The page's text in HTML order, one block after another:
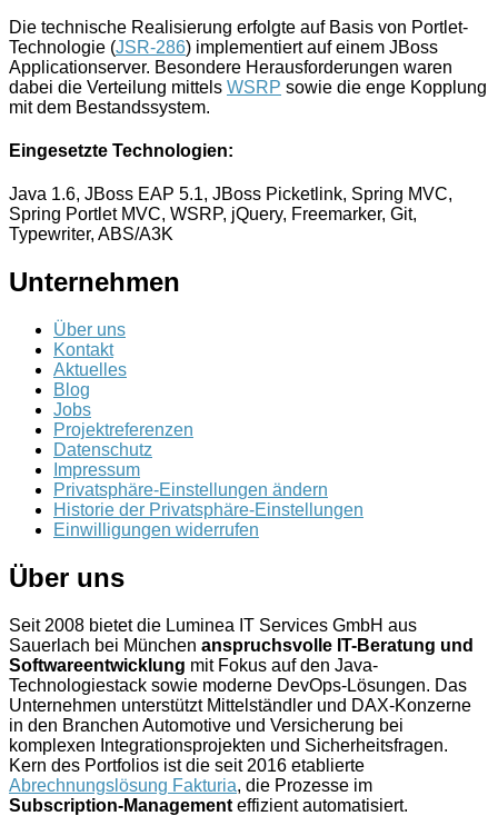
Die technische Realisierung erfolgte auf Basis von Portlet-
Technologie (JSR-286) implementiert auf einem JBoss
Applicationserver. Besondere Herausforderungen waren
dabei die Verteilung mittels WSRP sowie die enge Kopplung
mit dem Bestandssystem.
Eingesetzte Technologien:
Java 1.6, JBoss EAP 5.1, JBoss Picketlink, Spring MVC,
Spring Portlet MVC, WSRP, jQuery, Freemarker, Git,
Typewriter, ABS/A3K
Unternehmen
Über uns
Kontakt
Aktuelles
Blog
Jobs
Projektreferenzen
Datenschutz
Impressum
Privatsphäre-Einstellungen ändern
Historie der Privatsphäre-Einstellungen
Einwilligungen widerrufen
Über uns
Seit 2008 bietet die Luminea IT Services GmbH aus
Sauerlach bei München anspruchsvolle IT-Beratung und
Softwareentwicklung mit Fokus auf den Java-
Technologiestack sowie moderne DevOps-Lösungen. Das
Unternehmen unterstützt Mittelständler und DAX-Konzerne
in den Branchen Automotive und Versicherung bei
komplexen Integrationsprojekten und Sicherheitsfragen.
Kern des Portfolios ist die seit 2016 etablierte
Abrechnungslösung Fakturia, die Prozesse im
Subscription-Management effizient automatisiert.